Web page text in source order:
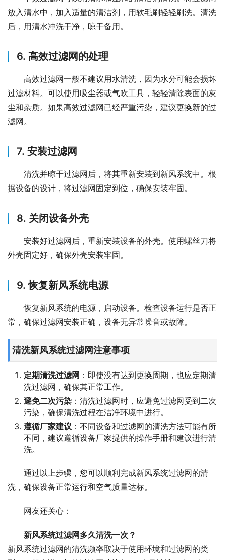
放入清水中，加入适量的清洁剂，用软毛刷轻轻刷洗。清洗
后，用清水冲洗干净，晾干备用。
6. 高效过滤网的处理
高效过滤网一般不建议用水清洗，因为水分可能会损坏
过滤材料。可以使用吸尘器或气吹工具，轻轻清除表面的灰
尘和杂质。如果高效过滤网已经严重污染，建议更换新的过
滤网。
7. 安装过滤网
清洗并晾干过滤网后，将其重新安装到新风系统中。根
据设备的设计，将过滤网固定到位，确保安装牢固。
8. 关闭设备外壳
安装好过滤网后，重新安装设备的外壳。使用螺丝刀将
外壳固定好，确保外壳安装牢固。
9. 恢复新风系统电源
恢复新风系统的电源，启动设备。检查设备运行是否正
常，确保过滤网安装正确，设备无异常噪音或故障。
清洗新风系统过滤网注意事项
定期清洗过滤网 ：即使没有达到更换周期，也应定期清
洗过滤网，确保其正常工作。
避免二次污染 ：清洗过滤网时，应避免过滤网受到二次
污染，确保清洗过程在洁净环境中进行。
遵循厂家建议 ：不同设备和过滤网的清洗方法可能有所
不同，建议遵循设备厂家提供的操作手册和建议进行清
洗。
通过以上步骤，您可以顺利完成新风系统过滤网的清
洗，确保设备正常运行和空气质量达标。
网友还关心：
新风系统过滤网多久清洗一次？
新风系统过滤网的清洗频率取决于使用环境和过滤网的类